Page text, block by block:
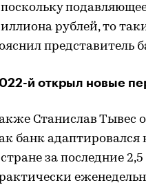
рублей, то
представитель
й открыл новые
Станислав Тывес
банк
за последние